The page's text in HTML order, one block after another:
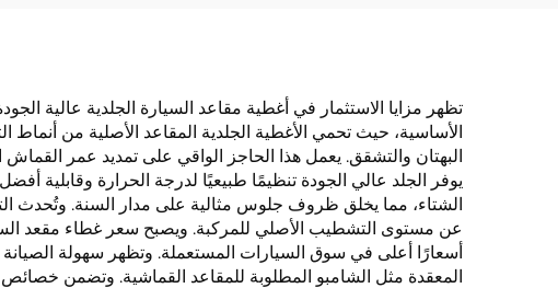
تظهر مزايا الاستثمار في أغطية مقاعد السيارة الجلدية عالية
الأساسية، حيث تحمي الأغطية الجلدية المقاعد الأصلية من أنماط
البهتان والتشقق. يعمل هذا الحاجز الواقي على تمديد عمر
يوفر الجلد عالي الجودة تنظيمًا طبيعيًا لدرجة الحرارة وقابلية
الشتاء، مما يخلق ظروف جلوس مثالية على مدار السنة. وتُحدث
عن مستوى التشطيب الأصلي للمركبة. ويصبح سعر غطاء مقعد
أسعارًا أعلى في سوق السيارات المستعملة. وتظهر سهولة
المعقدة مثل الشامبو المطلوبة للمقاعد القماشية. وتضمن خصائص